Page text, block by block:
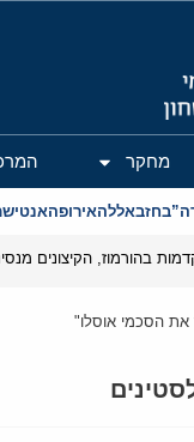
וביטחון
מחקר
חזבאללהאירופה
בהורמוז, הקיצונים
את הסכמי אוסלו"